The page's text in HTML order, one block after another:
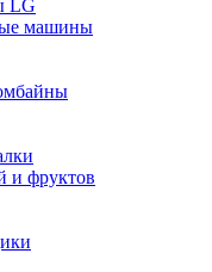
LG
машины
и фруктов